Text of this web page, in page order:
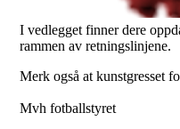
I vedlegget finner dere
rammen av retningslinjene.
Merk også at kunstgresset
Mvh fotballstyret